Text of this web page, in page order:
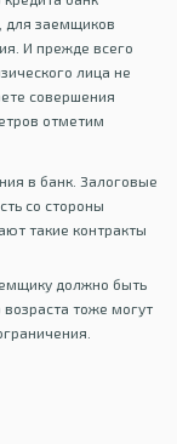
для заемщиков
И прежде всего
лица не
совершения
отметим
в банк. Залоговые
со стороны
такие контракты
должно быть
тоже могут